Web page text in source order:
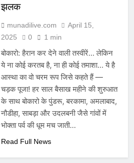
झलक
munadilive.com
April 15,
2025
0 1 min
बोकारो: हैरान कर देने वाली तस्वीरें… लेकिन
ये ना कोई करतब है, ना ही कोई तमाशा… ये है
आस्था का वो चरम रूप जिसे कहते हैं —
चड़क पूजा! हर साल बैसाख महीने की शुरुआत
के साथ बोकारो के पुंडरू, बरकामा, अमलाबाद,
नौडीहा, साबड़ा और उदलबनी जैसे गांवों में
भोक्ता पर्व की धूम मच जाती…
Read Full News